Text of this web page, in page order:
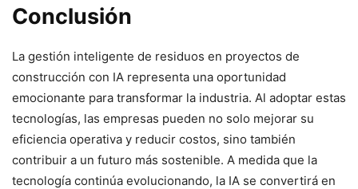
Conclusión
La gestión inteligente de residuos en proyectos de
construcción con IA representa una oportunidad
emocionante para transformar la industria. Al adoptar estas
tecnologías, las empresas pueden no solo mejorar su
eficiencia operativa y reducir costos, sino también
contribuir a un futuro más sostenible. A medida que la
tecnología continúa evolucionando, la IA se convertirá en